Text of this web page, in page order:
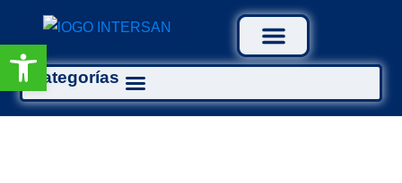
Categorías
Abrir barra de herramientas